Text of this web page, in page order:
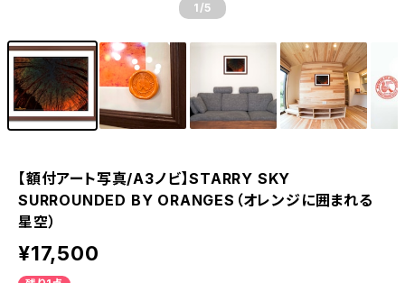
1 /5
【額付アート写真/A3ノビ】STARRY SKY
SURROUNDED BY ORANGES（オレンジに囲まれる
星空）
¥17,500